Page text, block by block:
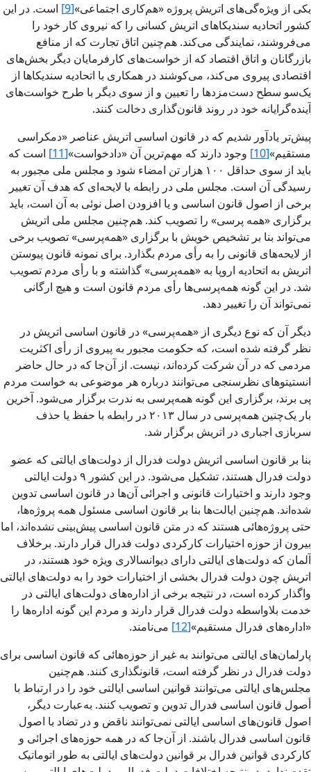
یکی از ویژه‌گی‌های اتریش پروژه «هم‌کاری اجتماعی»[9]
است. در این
کشور اتحادیه سندیکاهای اتریش کسانی را که نیروی کار خود را
می‌فروشند، نمایندگی می‌کند. هم‌چنین اتاق تجارت که از منافع
بازرگانان و اتاق اقتصاد که از خواست‌های کارفرمایان دیگر بخش‌های
اقتصادی پیروی می‌کند، می‌کوشند در همکاری با اتحادیه سندیکاها از
یک‌سو سطح دست‌مزدها را تعیین و از سوی دیگر با طرح خواست‌های
آینده‌گرایانه خود در روند قانون‌گذاری دخالت کنند.
پیش‌تر یادآور شدیم که در قانون اساسی اتریش عناصر «دمکراسی
مستقیم»[10] وجود دارند که مهم‌ترین آن «دادخواست»[11]
است که
باید از سوی حداقل ۱۰۰ هزار تن امضاء شود و مجلس ملی مجبور به
رسیدگی آن است. مجلس ملی در رابطه با لایحه‌ای که هدف آن تغییر
برخی از اصول قانون اساسی و یا افزودن اصل نوئی به آن است، باید
برگزاری «همه پرسی» را تصویب کند. هم‌چنین مجلس ملی اتریش
می‌تواند بنا بر تشخیص خویش با برگزاری «همه‌پرسی» تصویب برخی
از لایحه‌های قانونی را به رأی مردم بگذارد. برای نمونه قانون پیوستن
اتریش به اتحادیه اروپا به «همه‌پرسی» گذاشته و با رأی مردم تصویب
شد. در این گونه همه‌پرسی‌ها رأی مردم قانون است و هیچ ارگانی
نمی‌تواند آن را تغییر دهد.
دیگر آن که نوع دیگری از «همه‌پرسی» در قانون اساسی اتریش در
نظر گرفته شده است، که حکومت مجبور به پیروی از رأی اکثریت
مردمی که در آن شرکت کرده‌اند، نیست. از آن‌جا که در حال حاضر
انستیتوهای نظرسنجی می‌توانند درباره هر موضوعی به خواست مردم
پی برند، برگزاری این گونه همه‌پرسی به ندرت برگزار می‌شود. آخرین
بار یک‌چنین همه‌پرسی در سال ۲۰۱۳ در رابطه با حفظ یا حذف
سربازی اجباری در اتریش برگزار شد.
بنا بر قانون اساسی اتریش دولت فدرال از دولت‌های ایالتی که عضو
دولت فدرال هستند، تشکیل می‌شود. در این کشور ۹ دولت ایالتی
وجود دارند و اختیارات قانونی و اجرائی آن‌ها در قانون اساسی تدوین
شده‌اند. هم‌چنین ایالت‌ها بنا بر قانون اساسی مسئول همه پروژه‌ها،
حتی پروژه‌هائی هستند که در متن قانون اساسی پیش‌بینی نشده‌اند، اما
بیرون از حوزه اختیارات کارکردی دولت فدرال قرار دارند. برخلاف
آلمان که دولت‌های ایالتی دارای دیوانسالاری ویژه خود هستند، در
اتریش چون دولت فدرال بخشی از اختیارات خود را به دولت‌های ایالتی
واگذار کرده است، در نتیجه برخی از اداره‌های دولت‌های ایالتی در
خدمت بلاواسطه دولت فدرال قرار دارند و مردم این گونه اداره‌ها را
«اداره‌‌های فدرال مستقیم»[12]
می‌نامند.
پارلمان‌های ایالتی می‌توانند به غیر از حوزه‌هائی که قانون اساسی برای
دولت فدرال در نظر گرفته است، قانونگذاری کنند. هم‌چنین
مجلس‌های ایالتی می‌توانند قوانین اساسی ایالتی خود را در ارتباط با
أصول قانون اساسی فدرال تدوین و تصویب کنند. به‌عبارت دیگر،
اصول قانون‌های اساسی ایالتی نمی‌توانند ناقض و در تضاد با اصول
قانون اساسی فدرال باشند. از آن‌جا که در همه حوزه‌های اجرائی و
کارکردی قوانین فدرال بر قوانین دولت‌های ایالتی به طور اتوماتیک